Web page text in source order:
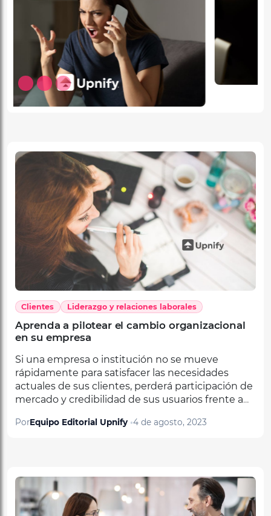
Clientes Liderazgo y relaciones laborales
Aprenda a pilotear el cambio organizacional
en su empresa
Si una empresa o institución no se mueve
actuales de sus clientes, perderá participación de
mercado y credibilidad de sus usuarios frente a
sus competidores.
PorEquipo Editorial Upnify 4 de agosto, 2023